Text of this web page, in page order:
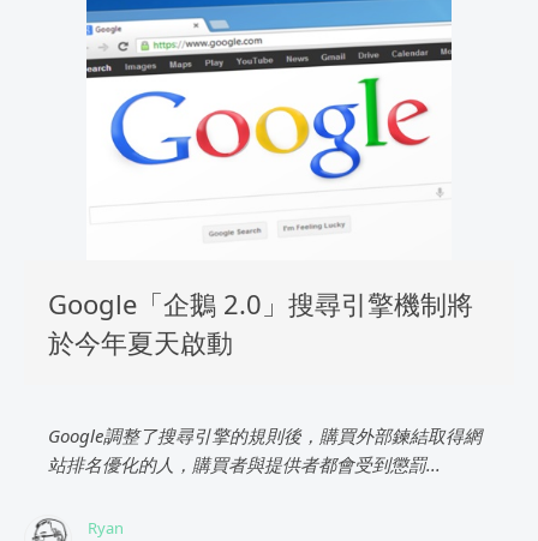
Google「企鵝 2.0」搜尋引擎機制將
於今年夏天啟動
Google調整了搜尋引擎的規則後，購買外部鍊結取得網
站排名優化的人，購買者與提供者都會受到懲罰...
Ryan